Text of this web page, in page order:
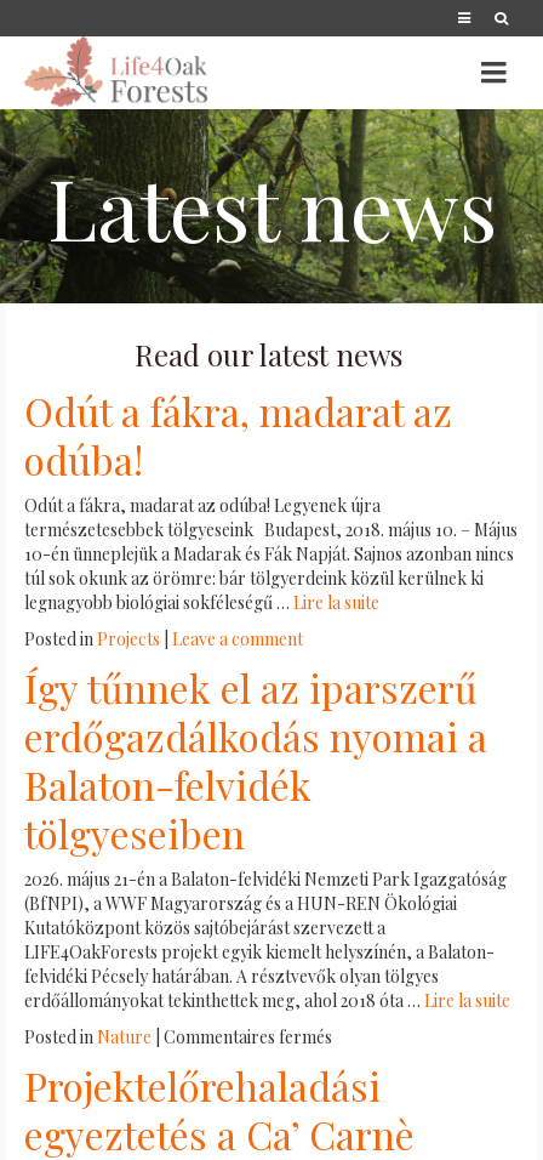
Latest news
Read our latest news
Odút a fákra, madarat az
odúba!
Odút a fákra, madarat az odúba! Legyenek újra
természetesebbek tölgyeseink Budapest, 2018. május 10. – Május
10-én ünneplejük a Madarak és Fák Napját. Sajnos azonban nincs
túl sok okunk az örömre: bár tölgyerdeink közül kerülnek ki
legnagyobb biológiai sokféleségű … Lire la suite
Posted inProjects Leave a comment
Így tűnnek el az iparszerű
erdőgazdálkodás nyomai a
Balaton-felvidék
tölgyeseiben
2026. május 21-én a Balaton-felvidéki Nemzeti Park Igazgatóság
(BfNPI), a WWF Magyarország és a HUN-REN Ökológiai
Kutatóközpont közös sajtóbejárást szervezett a
LIFE4OakForests projekt egyik kiemelt helyszínén, a Balaton-
felvidéki Pécsely határában. A résztvevők olyan tölgyes
erdőállományokat tekinthettek meg, ahol 2018 óta … Lire la suite
Posted inNature Commentaires fermés
tűnnek
el
az
Projektelőrehaladási
egyeztetés a Ca’ Carnè